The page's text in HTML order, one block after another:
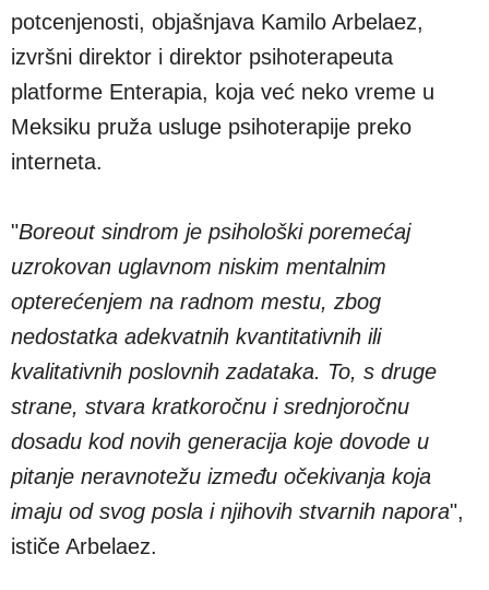
potcenjenosti, objašnjava Kamilo Arbelaez,
izvršni direktor i direktor psihoterapeuta
platforme Enterapia, koja već neko vreme u
Meksiku pruža usluge psihoterapije preko
interneta.
"Boreout sindrom je psihološki poremećaj
uzrokovan uglavnom niskim mentalnim
opterećenjem na radnom mestu, zbog
nedostatka adekvatnih kvantitativnih ili
kvalitativnih poslovnih zadataka. To, s druge
strane, stvara kratkoročnu i srednjoročnu
dosadu kod novih generacija koje dovode u
pitanje neravnotežu između očekivanja koja
imaju od svog posla i njihovih stvarnih napora",
ističe Arbelaez.